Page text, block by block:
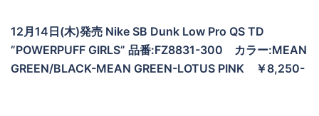
12月14日(木)発売 Nike SB Dunk Low Pro QS TD
”POWERPUFF GIRLS” 品番:FZ8831-300 カラー:MEAN
GREEN/BLACK-MEAN GREEN-LOTUS PINK ￥8,250-